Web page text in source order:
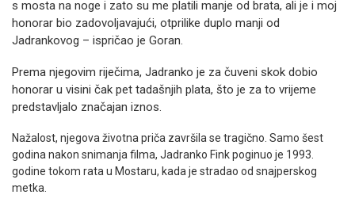
s mosta na noge i zato su me platili manje od brata, ali je i moj
honorar bio zadovoljavajući, otprilike duplo manji od
Jadrankovog – ispričao je Goran.
Prema njegovim riječima, Jadranko je za čuveni skok dobio
honorar u visini čak pet tadašnjih plata, što je za to vrijeme
predstavljalo značajan iznos.
Nažalost, njegova životna priča završila se tragično. Samo šest
godina nakon snimanja filma, Jadranko Fink poginuo je 1993.
godine tokom rata u Mostaru, kada je stradao od snajperskog
metka.